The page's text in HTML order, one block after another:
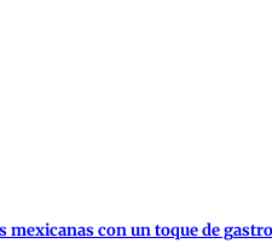
mexicanas con un toque de